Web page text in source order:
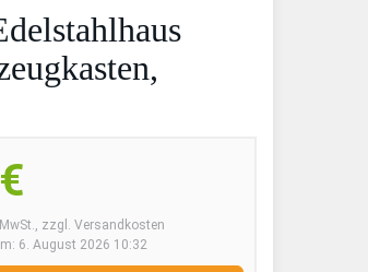
zzgl. Versandkosten
6. August 2026 10:32